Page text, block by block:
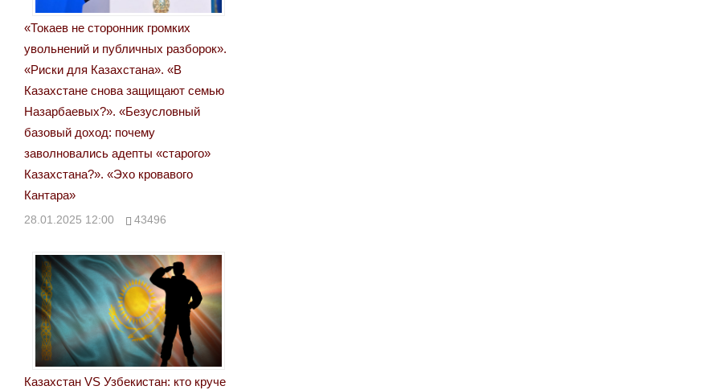
«Токаев не сторонник громких
увольнений и публичных разборок».
«Риски для Казахстана». «В
Казахстане снова защищают семью
Назарбаевых?». «Безусловный
базовый доход: почему
заволновались адепты «старого»
Казахстана?». «Эхо кровавого
Кантара»
28.01.2025 12:00 43496
Казахстан VS Узбекистан: кто круче